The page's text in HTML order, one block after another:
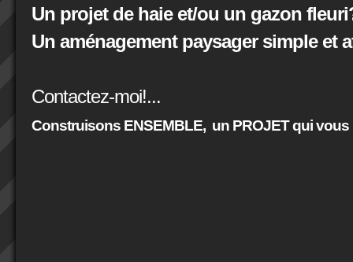
Un projet de haie et/ou un gazon
Un aménagement paysager simple et
Contactez-moi!...
Construisons ENSEMBLE, un PROJET qui vous